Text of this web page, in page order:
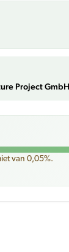
Project GmbH
van 0,05%.